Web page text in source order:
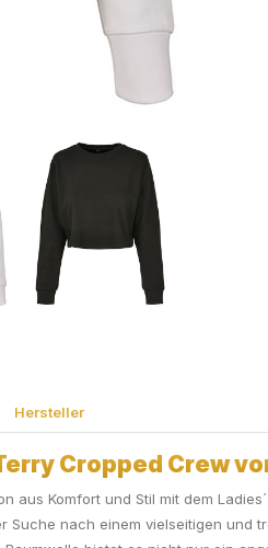
Hersteller
Cropped Crew
aus Komfort und Stil mit dem
Suche nach einem vielseitigen und